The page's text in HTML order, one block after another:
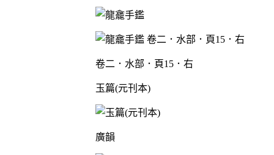
卷二．水部．頁15．右
玉篇(元刊本)
廣韻